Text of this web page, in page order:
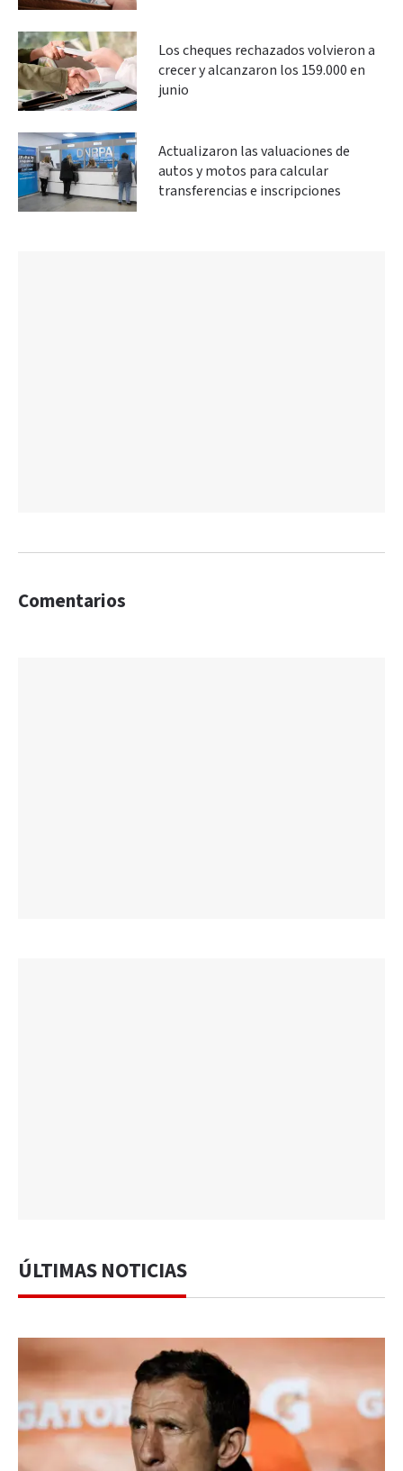
Los cheques rechazados volvieron a
crecer y alcanzaron los 159.000 en
junio
Actualizaron las valuaciones de
autos y motos para calcular
transferencias e inscripciones
Comentarios
ÚLTIMAS NOTICIAS